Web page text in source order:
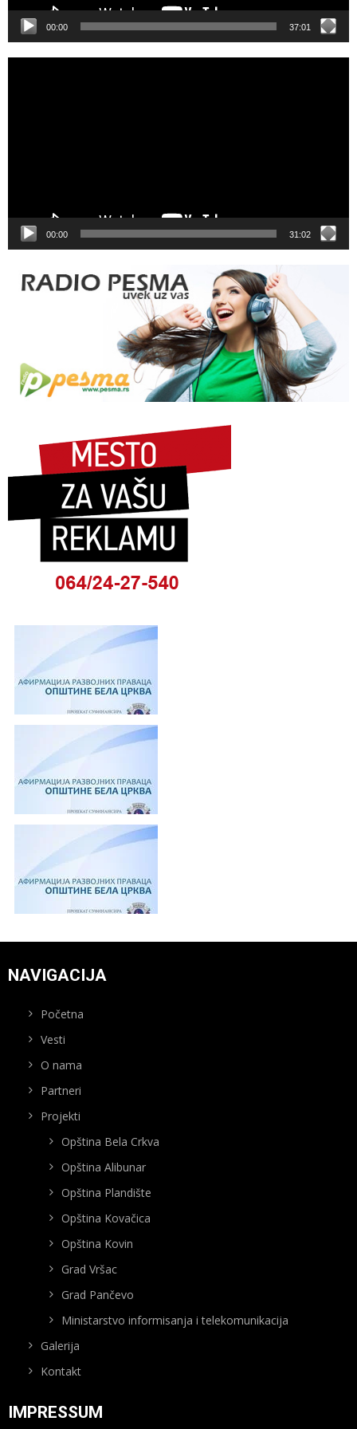
00:00 37:01
00:00 31:02
NAVIGACIJA
Početna
Vesti
O nama
Partneri
Projekti
Opština Bela Crkva
Opština Alibunar
Opština Plandište
Opština Kovačica
Opština Kovin
Grad Vršac
Grad Pančevo
Ministarstvo informisanja i telekomunikacija
Galerija
Kontakt
IMPRESSUM